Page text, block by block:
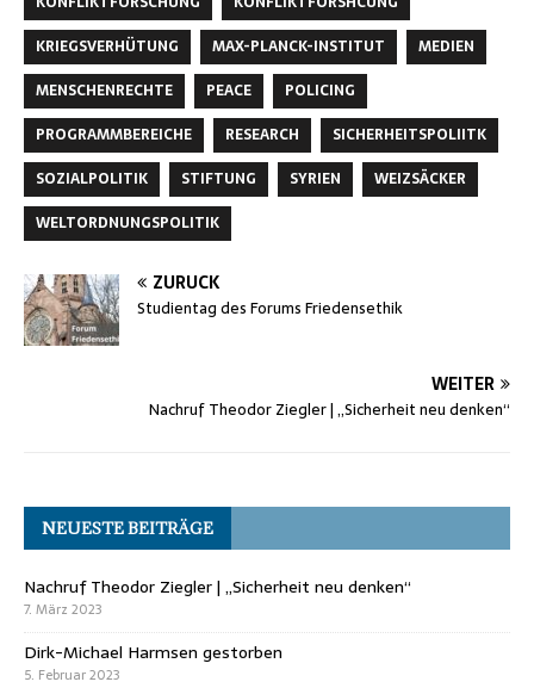
KRIEGSVERHÜTUNG
MAX-PLANCK-INSTITUT
MEDIEN
MENSCHENRECHTE
PEACE
POLICING
PROGRAMMBEREICHE
RESEARCH
SICHERHEITSPOLIITK
SOZIALPOLITIK
STIFTUNG SYRIEN
WEIZSÄCKER
WELTORDNUNGSPOLITIK
ZURÜCK
Studientag des Forums Friedensethik
WEITER
Nachruf Theodor Ziegler | „Sicherheit neu denken“
NEUESTE BEITRÄGE
Nachruf Theodor Ziegler | „Sicherheit neu denken“
7. März 2023
Dirk-Michael Harmsen gestorben
5. Februar 2023